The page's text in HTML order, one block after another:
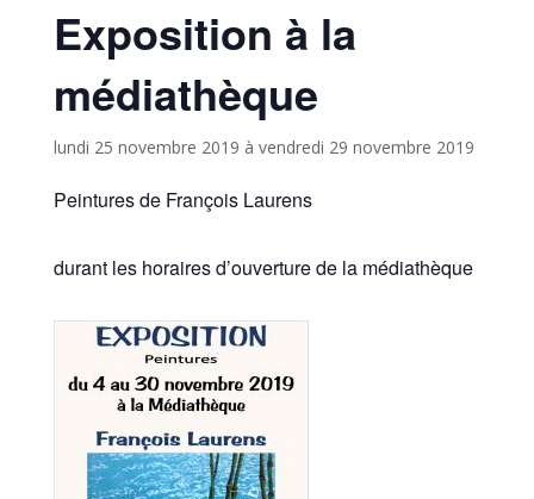
Exposition à la
médiathèque
lundi 25 novembre 2019 à vendredi 29 novembre 2019
Peintures de François Laurens
durant les horaires d’ouverture de la médiathèque